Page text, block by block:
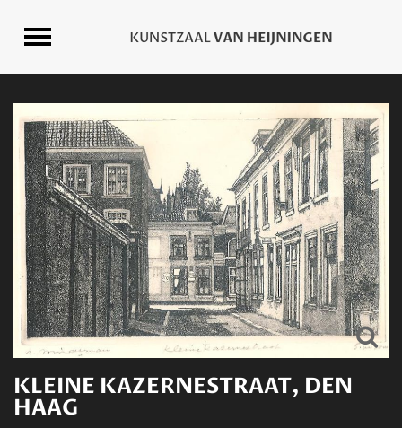
KLEINE KAZERNESTRAAT, DEN
HAAG